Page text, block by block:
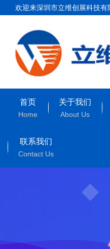
欢迎来深圳市立维创展科技有
首页
Home
关于我们
About Us
联系我们
Contact Us